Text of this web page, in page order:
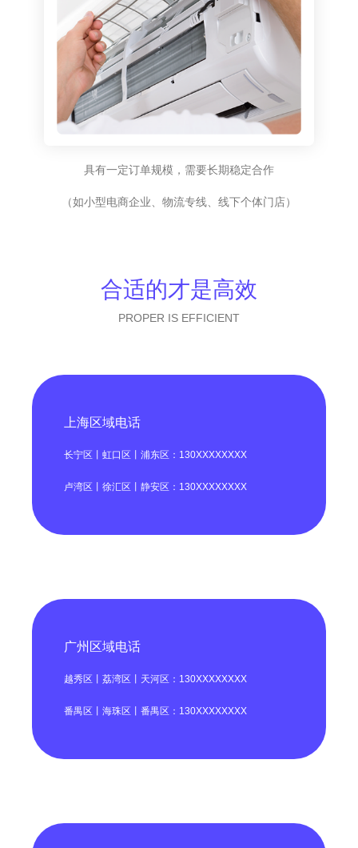
具有一定订单规模，需要长期稳定合作
（如小型电商企业、物流专线、线下个体门店）
合适的才是高效
PROPER IS EFFICIENT
上海区域电话
长宁区丨虹口区丨浦东区：130XXXXXXXX
卢湾区丨徐汇区丨静安区：130XXXXXXXX
广州区域电话
越秀区丨荔湾区丨天河区：130XXXXXXXX
番禺区丨海珠区丨番禺区：130XXXXXXXX